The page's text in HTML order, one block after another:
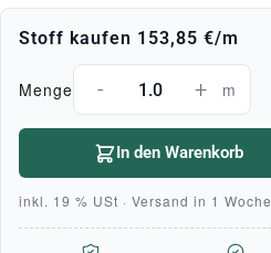
Stoff kaufen 153,85 €/m
Menge - + m
In den Warenkorb
inkl. 19 % USt · Versand in 1 Woche